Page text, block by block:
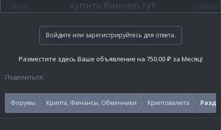
Войдите или зарегистрируйтесь для ответа.
Разместите здесь Ваше объявление на 750.00 ₽ за Месяц!
Поделиться:
Форумы Крипта, Финансы, Обменники Криптовалюта